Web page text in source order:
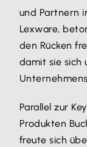
und Partnern
Lexware,
den Rücken
damit sie sich
Parallel zur
Produkten
freute sich